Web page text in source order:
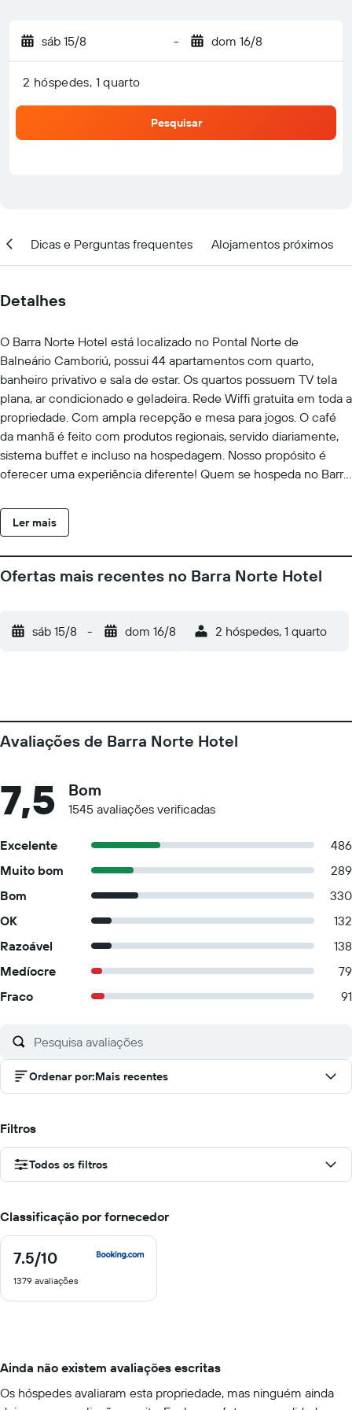
sáb 15/8 - dom 16/8
2 hóspedes, 1 quarto
Pesquisar
Dicas e Perguntas frequentes Alojamentos próximos
Detalhes
O Barra Norte Hotel está localizado no Pontal Norte de
Balneário Camboriú, possui 44 apartamentos com quarto,
banheiro privativo e sala de estar. Os quartos possuem TV tela
plana, ar condicionado e geladeira. Rede Wiffi gratuita em toda a
propriedade. Com ampla recepção e mesa para jogos. O café
da manhã é feito com produtos regionais, servido diariamente,
sistema buffet e incluso na hospedagem. Nosso propósito é
oferecer uma experiência diferente! Quem se hospeda no Barra
carinhosa. Todos os serviços, desde a limpeza da camareira ao
café da manhã são acompanhados diariamente pelos líderes
oferecer o melhor atendimento. O hotel está localizado no
gasolina, hospital, shopping, escola e o mais recente ponto
Ler mais
Ofertas mais recentes no Barra Norte Hotel
sáb 15/8 - dom 16/8 2 hóspedes, 1 quarto
Avaliações de Barra Norte Hotel
7,5 Bom
1545 avaliações verificadas
Excelente
486
Muito bom
289
Bom
330
OK
132
Razoável
138
Medíocre
79
Fraco
91
Ordenar por:Mais recentes
Filtros
Todos os filtros
Classificação por fornecedor
7.5/10
7.5
10
1379 avaliações
Ainda não existem avaliações escritas
Os hóspedes avaliaram esta propriedade, mas ninguém ainda